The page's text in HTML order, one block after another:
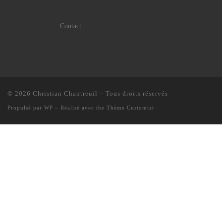
Contact
© 2026 Christian Chantreuil – Tous droits réservés
Propulsé par WP – Réalisé avec the Thème Customizr